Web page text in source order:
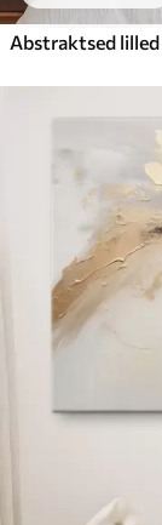
Abstraktsed lilled